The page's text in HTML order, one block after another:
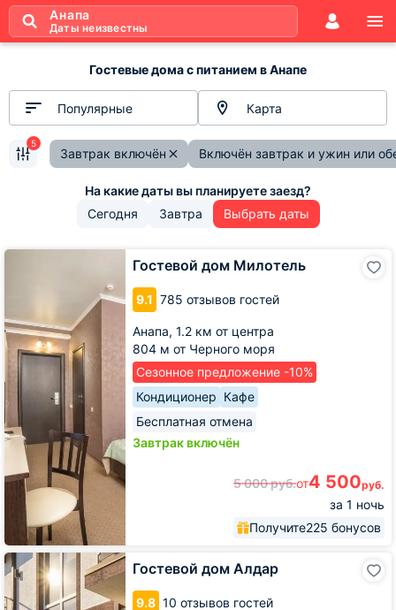
Анапа
Даты неизвестны
Гостевые дома с питанием в Анапе
Популярные Карта
Завтрак включён Включён завтрак и ужин или
5
Сегодня Завтра Выбрать даты
Гостевой дом Милотель
9.1 785 отзывов гостей
Анапа, 1.2 км от центра
804 м от Черного моря
Сезонное предложение -10%
Кондиционер Кафе
Бесплатная отмена
Завтрак включён
5 000руб.от4 500руб.
за 1 ночь
Получите225 бонусов
Гостевой
Гостевой дом Алдар
9.8 10 отзывов гостей
Гостевой
дом